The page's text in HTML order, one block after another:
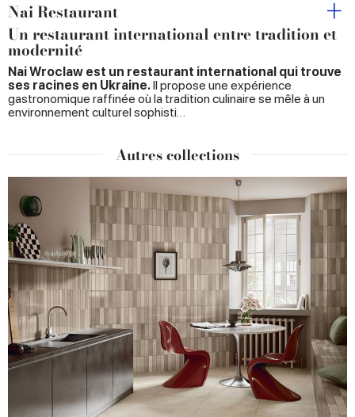
Nai Restaurant
Un restaurant international entre tradition et
modernité
Nai Wroclaw est un restaurant international qui trouve
ses racines en Ukraine.Il propose une expérience
gastronomique raffinée où la tradition culinaire se mêle à un
environnement culturel sophisti…
Autres collections